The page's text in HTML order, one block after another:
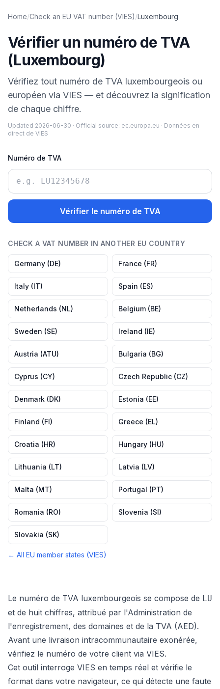
Home/Check an EU VAT number (VIES)/Luxembourg
Vérifier un numéro de TVA
(Luxembourg)
Vérifiez tout numéro de TVA luxembourgeois ou
européen via VIES — et découvrez la signification
de chaque chiffre.
Updated 2026-06-30 · Official source: ec.europa.eu · Données en
direct de VIES
Numéro de TVA
Vérifier le numéro de TVA
CHECK A VAT NUMBER IN ANOTHER EU COUNTRY
Germany (DE) France (FR)
Italy (IT) Spain (ES)
Netherlands (NL) Belgium (BE)
Sweden (SE) Ireland (IE)
Austria (ATU) Bulgaria (BG)
Cyprus (CY) Czech Republic (CZ)
Denmark (DK) Estonia (EE)
Finland (FI) Greece (EL)
Croatia (HR) Hungary (HU)
Lithuania (LT) Latvia (LV)
Malta (MT) Portugal (PT)
Romania (RO) Slovenia (SI)
Slovakia (SK)
← All EU member states (VIES)
Le numéro de TVA luxembourgeois se compose de LU
et de huit chiffres, attribué par l'Administration de
l'enregistrement, des domaines et de la TVA (AED).
Avant une livraison intracommunautaire exonérée,
vérifiez le numéro de votre client via VIES.
Cet outil interroge VIES en temps réel et vérifie le
format dans votre navigateur, ce qui détecte une faute